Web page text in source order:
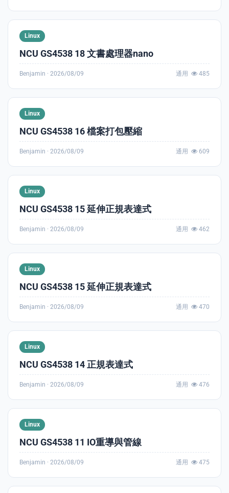
Education
Linux
NCU GS4538 18 文書處理器nano
Benjamin · 2026/08/09 通用 485
Linux
NCU GS4538 16 檔案打包壓縮
Benjamin · 2026/08/09 通用 609
Linux
NCU GS4538 15 延伸正規表達式
Benjamin · 2026/08/09 通用 462
Linux
NCU GS4538 15 延伸正規表達式
Benjamin · 2026/08/09 通用 470
Linux
NCU GS4538 14 正規表達式
Benjamin · 2026/08/09 通用 476
Linux
NCU GS4538 11 IO重導與管線
Benjamin · 2026/08/09 通用 475